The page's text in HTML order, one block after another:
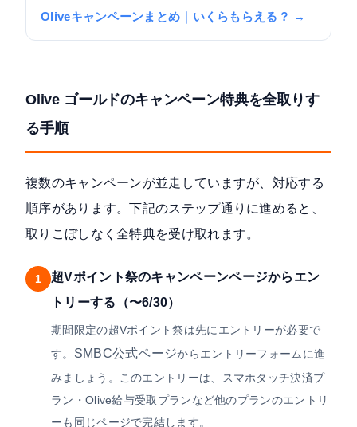
Oliveキャンペーンまとめ｜いくらもらえる？ →
Olive ゴールドのキャンペーン特典を全取りす
る手順
複数のキャンペーンが並走していますが、対応する
順序があります。下記のステップ通りに進めると、
取りこぼしなく全特典を受け取れます。
1
超Vポイント祭のキャンペーンページからエン
トリーする（〜6/30）
期間限定の超Vポイント祭は先にエントリーが必要で
す。 SMBC公式ページからエントリーフォームに進
みましょう。このエントリーは、スマホタッチ決済プ
ラン・Olive給与受取プランなど他のプランのエントリ
ーも同じページで完結します。